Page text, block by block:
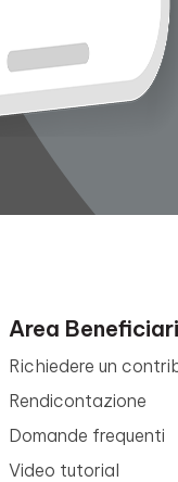
Area Beneficiari
Richiedere un
Rendicontazione
Domande frequenti
Video tutorial